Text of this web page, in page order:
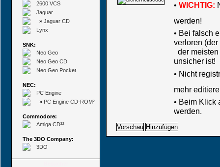
2600 VCS
Jaguar
» Jaguar CD
Lynx
SNK:
Neo Geo
Neo Geo CD
Neo Geo Pocket
NEC:
PC Engine
» PC Engine CD-ROM²
Commodore:
Amiga CD³²
The 3DO Company:
3DO
• WICHTIG:
werden!
• Bei falsch
verloren
der
unsicher ist!
• Nicht
mehr
• Beim Klick
werden.